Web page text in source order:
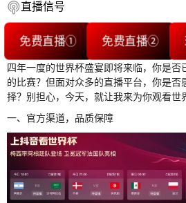
直播信号
免费直播① 免费直播②
四年一度的世界杯盛宴即将来临，你是
的比赛？但面对众多的直播平台，你是否
择？别担心，今天，就让我来为你观看世
一、官方渠道，品质保障